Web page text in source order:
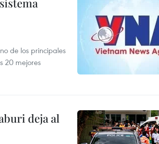
de los principales
20 mejores
deja al